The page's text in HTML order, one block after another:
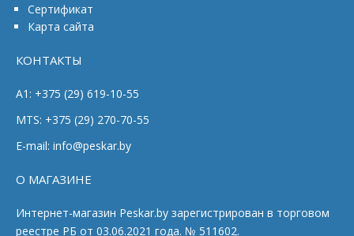
Сертификат
Карта сайта
КОНТАКТЫ
A1: +375 (29) 619-10-55
MTS: +375 (29) 270-70-55
E-mail: info@peskar.by
О МАГАЗИНЕ
Интернет-магазин Peskar.by зарегистрирован в торговом
реестре РБ от 03.06.2021 года. № 511602.